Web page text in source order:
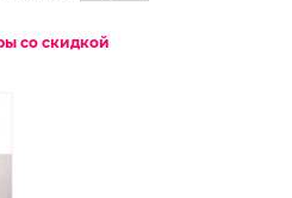
со скидкой